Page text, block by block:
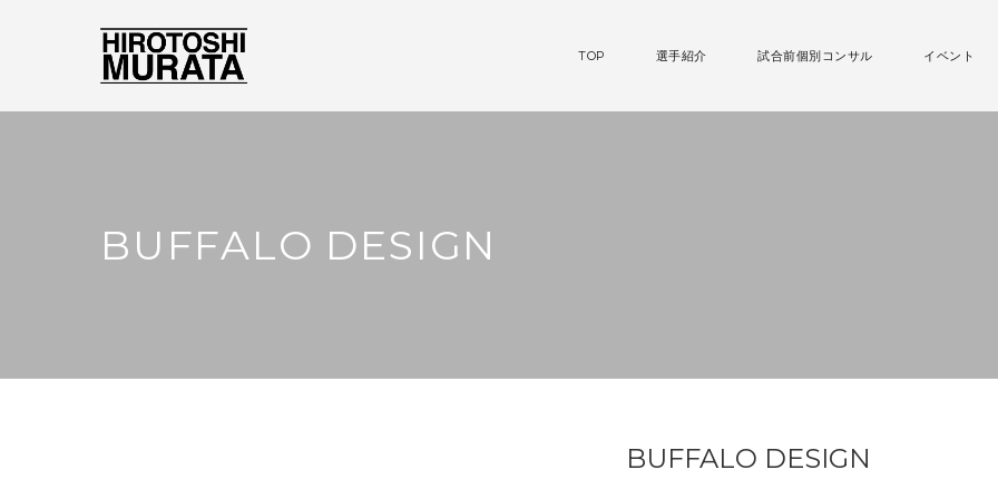
TOP 選手紹介 試合前個別コンサル イベント
BUFFALO DESIGN
BUFFALO DESIGN